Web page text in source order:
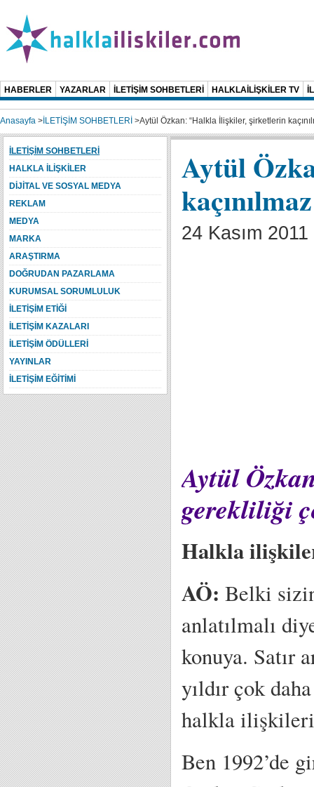
HABERLER YAZARLAR İLETİŞİM SOHBETLERİ HALKLAİLİŞKİLER TV
Anasayfa > İLETİŞİM SOHBETLERİ >Aytül Özkan: “Halkla İlişkiler, şirketlerin
Aytül
24 Kasım
Aytül
gerekliliği
Halkla
AÖ: Belki
anlatılmalı
konuya. Satır
yıldır çok
halkla
Ben 1992’de
İLETİŞİM SOHBETLERİ
HALKLA İLİŞKİLER
DİJİTAL VE SOSYAL MEDYA
REKLAM
MEDYA
MARKA
ARAŞTIRMA
DOĞRUDAN PAZARLAMA
KURUMSAL SORUMLULUK
İLETİŞİM ETİĞİ
İLETİŞİM KAZALARI
İLETİŞİM ÖDÜLLERİ
YAYINLAR
İLETİŞİM EĞİTİMİ